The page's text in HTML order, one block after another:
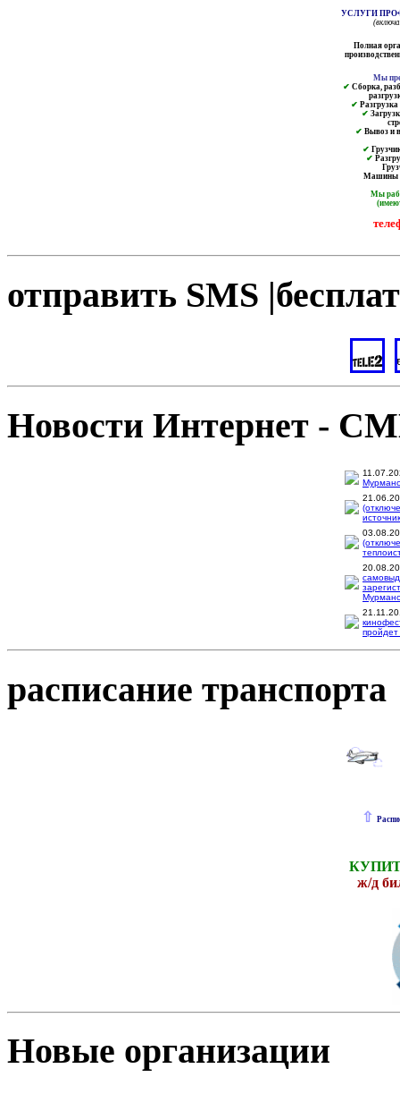
УСЛУГИ
Полная
Мы
✔ Сборка,
✔ Разгрузка
✔
✔ Вывоз и
✔
✔
Машины
Мы
отправить SMS
Новости Интернет -
расписание транспорта
⇧
ж/д
Новые организации